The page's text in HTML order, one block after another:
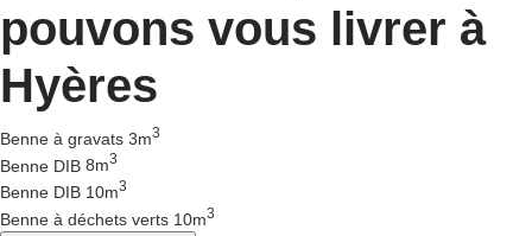
pouvons vous livrer à
Hyères
Benne à gravats 3m3
Benne DIB 8m3
Benne DIB 10m3
Benne à déchets verts 10m3